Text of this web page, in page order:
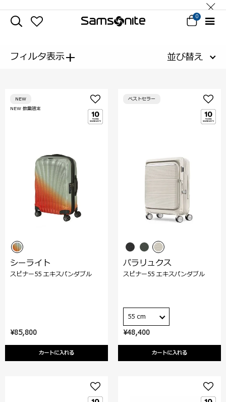
0
フィルタ表示+ 並び替え
¥85,800
カートに入れる
NEW 数量限定
NEW
シーライト
スピナー55 エキスパンダブル
¥48,400
カートに入れる
ベストセラー
パラリュクス
スピナー55 エキスパンダブル
55 cm